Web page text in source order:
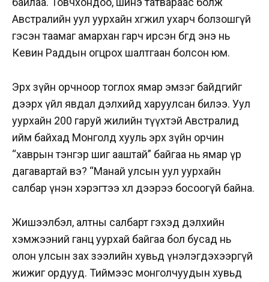
Австралийн уул уурхайн хөгжил ухарч болзошгүй
гэсэн таамаг амархан гарч ирсэн бөгөөд энэ нь
Кевин Раддын огцрох шалтгаан болсон юм.
Эрх зүйн орчноор тоглох ямар эмзэг байдгийг
дээрх үйл явдал дэлхийд харуулсан билээ. Уул
уурхайн 200 гаруй жилийн түүхтэй Австралид
ийм байхад Монголд хууль эрх зүйн орчин
“хаврын тэнгэр шиг ааштай” байгаа нь ямар үр
дагавартай вэ? “Манай улсын уул уурхайн
салбар үнэн хэрэгтээ хөл дээрээ босоогүй байна.
Жишээлбэл, алтны салбарт гэхэд дэлхийн
хэмжээний ганц уурхай байгаа бол бусад нь
олон улсын зах зээлийн хувьд үнэлэгдэхээргүй
жижиг ордууд. Тиймээс монголчуудын хувьд